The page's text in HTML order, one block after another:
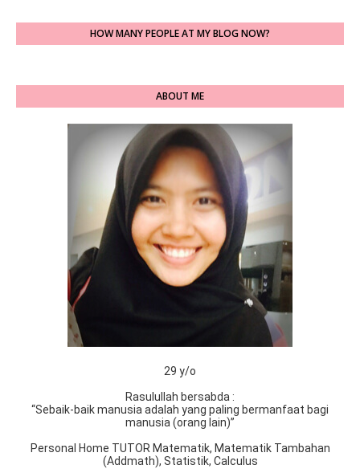
HOW MANY PEOPLE AT MY BLOG NOW?
ABOUT ME
29 y/o
Rasulullah bersabda :
“Sebaik-baik manusia adalah yang paling bermanfaat bagi
manusia (orang lain)”
Personal Home TUTOR Matematik, Matematik Tambahan
(Addmath), Statistik, Calculus